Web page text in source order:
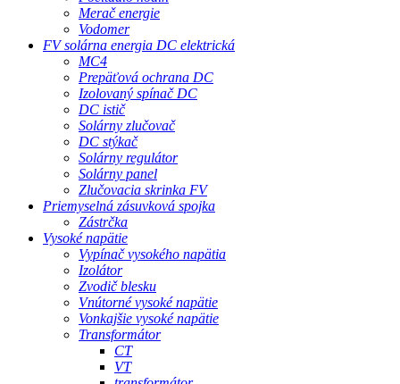
Merač energie
Vodomer
FV solárna energia DC elektrická
MC4
Prepäťová ochrana DC
Izolovaný spínač DC
DC istič
Solárny zlučovač
DC stýkač
Solárny regulátor
Solárny panel
Zlučovacia skrinka FV
Priemyselná zásuvková spojka
Zástrčka
Vysoké napätie
Vypínač vysokého napätia
Izolátor
Zvodič blesku
Vnútorné vysoké napätie
Vonkajšie vysoké napätie
Transformátor
CT
VT